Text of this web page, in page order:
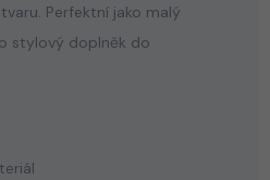
Perfektní jako malý
stylový doplněk do